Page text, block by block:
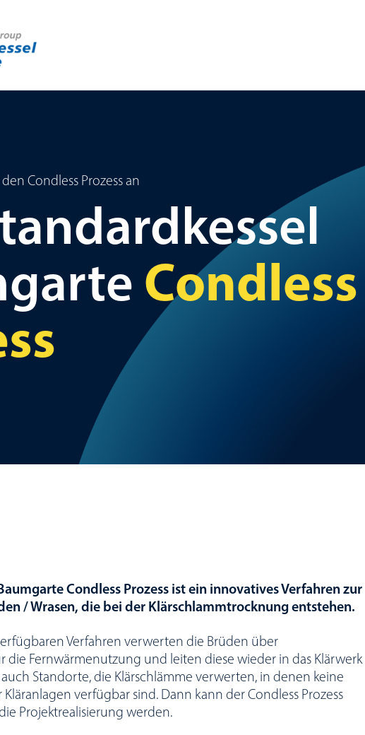
Condless Prozess an
Condless
Condless Prozess ist ein innovatives Verfahren zur
/ Wrasen, die bei der Klärschlammtrocknung entstehen.
Verfahren verwerten die Brüden über
die Fernwärmenutzung und leiten diese wieder in das Klärwerk
Standorte, die Klärschlämme verwerten, in denen keine
verfügbar sind. Dann kann der Condless Prozess
Projektrealisierung werden.